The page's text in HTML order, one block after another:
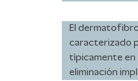
El
caracterizado
típicamente en
eliminación